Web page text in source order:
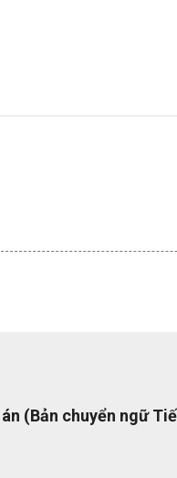
(Bản chuyển ngữ